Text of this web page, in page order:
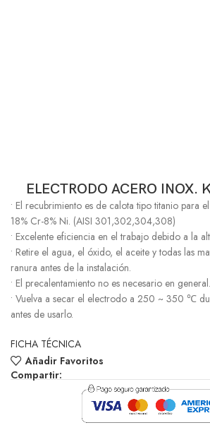
ELECTRODO ACERO INOX.
• El recubrimiento es de calota tipo titanio para
18% Cr-8% Ni. (AISI 301,302,304,308)
• Excelente eficiencia en el trabajo debido a la
• Retire el agua, el óxido, el aceite y todas las
ranura antes de la instalación.
• El precalentamiento no es necesario en general.
• Vuelva a secar el electrodo a 250 ~ 350 ℃
antes de usarlo.
FICHA TÉCNICA
Añadir Favoritos
Compartir: